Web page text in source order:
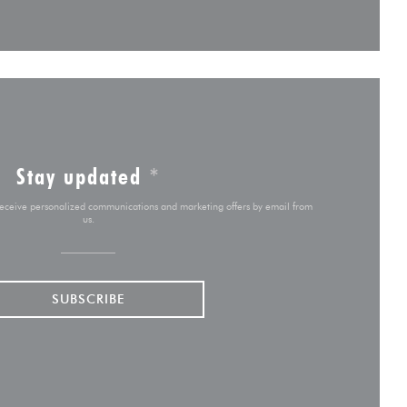
Stay updated *
personalized communications and marketing offers by email from
us.
SUBSCRIBE